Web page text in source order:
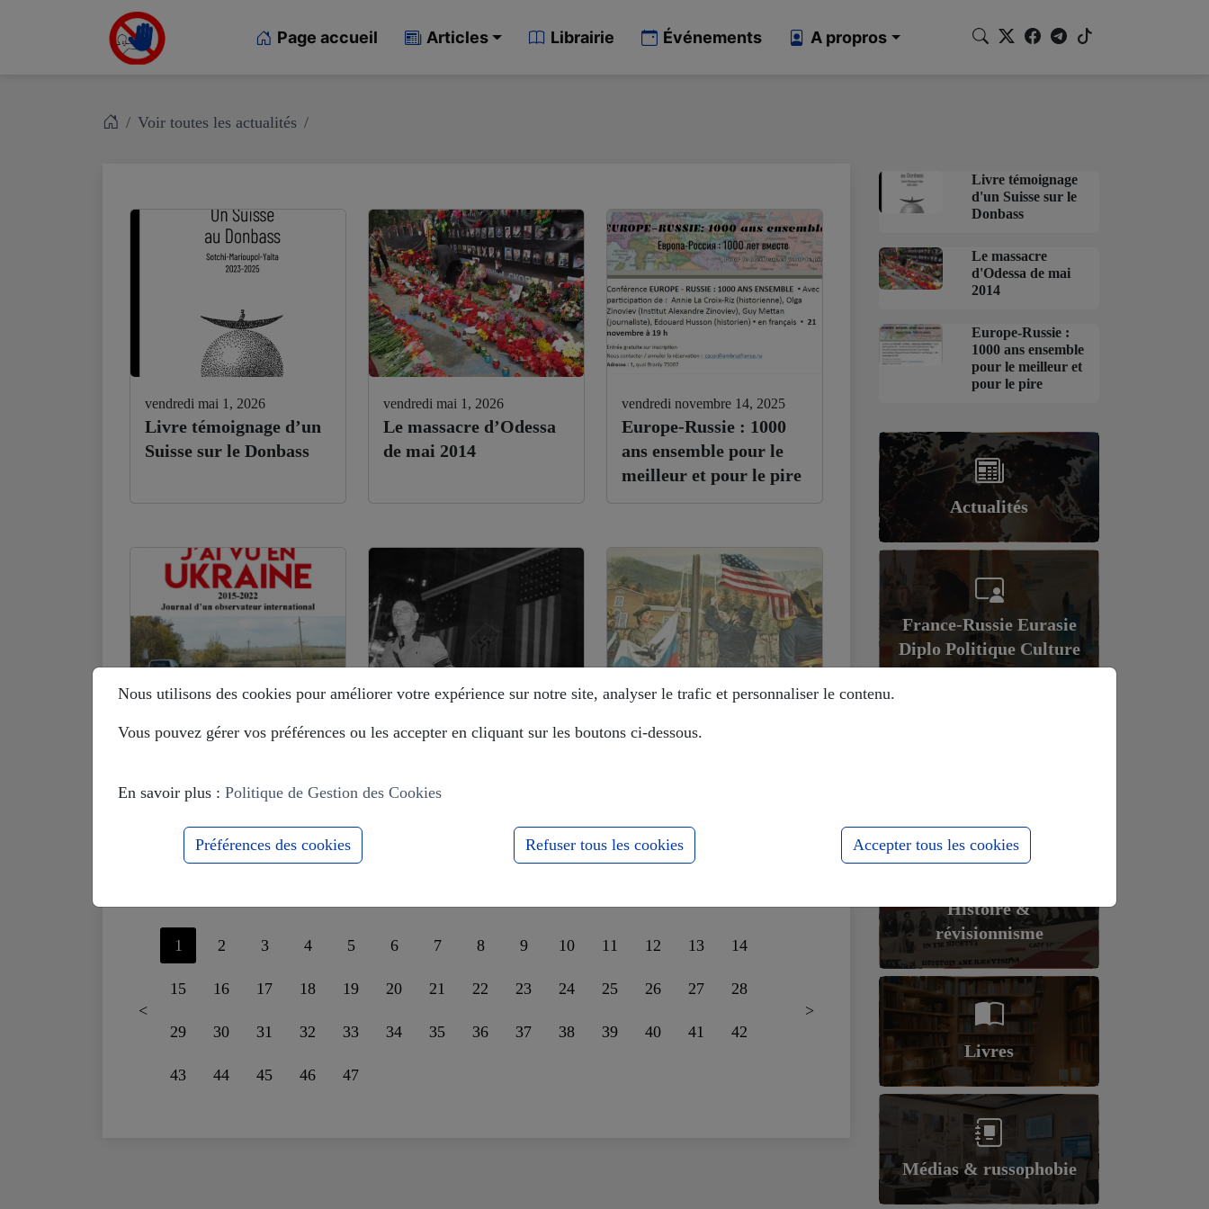
Page accueil Articles Librairie Événements A propros
Voir toutes les actualités
vendredi mai 1, 2026
Livre témoignage d’un
Suisse sur le Donbass
vendredi mai 1, 2026
Le massacre d’Odessa
de mai 2014
vendredi novembre 14, 2025
Europe-Russie : 1000
ans ensemble pour le
meilleur et pour le pire
lundi septembre 29, 2025
en Ukraine) : je ne
mensonge
mardi août 12, 2025
Européistes veulent
mardi août 12, 2025
<
1 2 3 4 5 6 7 8 9 10 11 12 13 14
15 16 17 18 19 20 21 22 23 24 25 26 27 28
29 30 31 32 33 34 35 36 37 38 39 40 41 42
43 44 45 46 47
>
Livre témoignage
d'un Suisse sur le
Donbass
Le massacre
d'Odessa de mai
2014
Europe-Russie :
1000 ans ensemble
pour le meilleur et
pour le pire
Actualités
France-Russie Eurasie
Diplo Politique Culture
Histoire &
révisionnisme
Livres
Médias & russophobie
Nous utilisons des cookies pour améliorer votre expérience sur notre site, analyser le trafic et personnaliser le contenu.
Vous pouvez gérer vos préférences ou les accepter en cliquant sur les boutons ci-dessous.
En savoir plus : Politique de Gestion des Cookies
Préférences des cookies Refuser tous les cookies Accepter tous les cookies